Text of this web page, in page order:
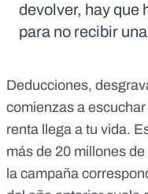
devolver, hay que
para no recibir
Deducciones,
comienzas a
renta llega a tu vida.
más de 20 millones
la campaña